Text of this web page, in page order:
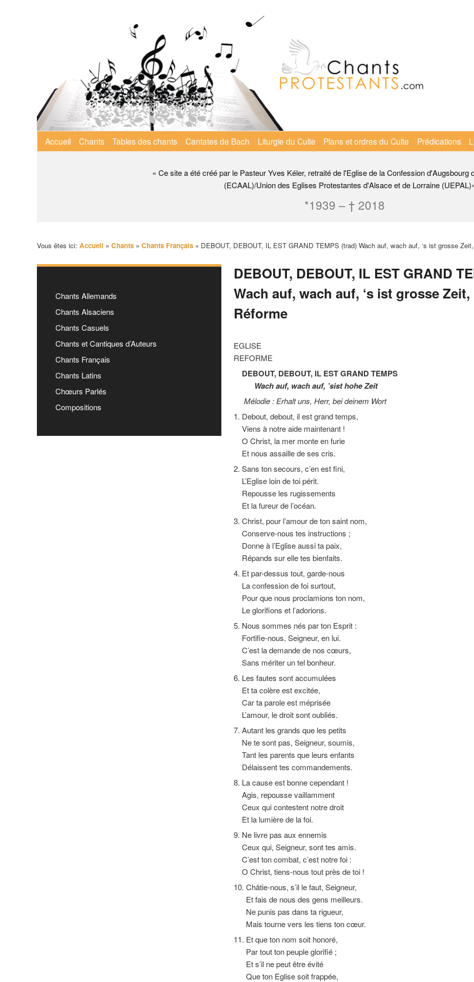
« Ce site a été créé par le Pasteur Yves Kéler, retraité de l'Eglise de la Confession d'Augsbourg
(ECAAL)/Union des Eglises Protestantes d'Alsace et de Lorraine
*1939 – † 2018
Menu
principal
Accueil Chants Tables des chants Cantates de Bach Liturgie du Culte Plans et ordres du Culte Prédications
DEBOUT, DEBOUT, IL EST GRAND
Wach auf, wach auf, ‘s ist grosse
Réforme
EGLISE
REFORME
DEBOUT, DEBOUT, IL EST GRAND TEMPS
Wach auf, wach auf, ’sist hohe Zeit
Mélodie : Erhalt uns, Herr, bei deinem Wort
1. Debout, debout, il est grand temps,
Viens à notre aide maintenant !
O Christ, la mer monte en furie
Et nous assaille de ses cris.
2. Sans ton secours, c’en est fini,
L’Eglise loin de toi périt.
Repousse les rugissements
Et la fureur de l’océan.
3. Christ, pour l’amour de ton saint nom,
Conserve-nous tes instructions ;
Donne à l’Eglise aussi ta paix,
Répands sur elle tes bienfaits.
4. Et par-dessus tout, garde-nous
La confession de foi surtout,
Pour que nous proclamions ton nom,
Le glorifions et l’adorions.
5. Nous sommes nés par ton Esprit :
Fortifie-nous, Seigneur, en lui.
C’est la demande de nos cœurs,
Sans mériter un tel bonheur.
6. Les fautes sont accumulées
Et ta colère est excitée,
Car ta parole est méprisée
L’amour, le droit sont oubliés.
7. Autant les grands que les petits
Ne te sont pas, Seigneur, soumis,
Tant les parents que leurs enfants
Délaissent tes commandements.
8. La cause est bonne cependant !
Agis, repousse vaillamment
Ceux qui contestent notre droit
Et la lumière de la foi.
9. Ne livre pas aux ennemis
Ceux qui, Seigneur, sont tes amis.
C’est ton combat, c’est notre foi :
O Christ, tiens-nous tout près de toi !
10. Châtie-nous, s’il le faut, Seigneur,
Et fais de nous des gens meilleurs.
Ne punis pas dans ta rigueur,
Mais tourne vers les tiens ton cœur.
11. Et que ton nom soit honoré,
Par tout ton peuple glorifié ;
Et s’il ne peut être évité
Que ton Eglise soit frappée,
Vous êtes ici: Accueil » Chants » Chants Français » DEBOUT, DEBOUT, IL EST GRAND TEMPS (trad) Wach auf, wach auf, ‘s ist grosse
Chants Allemands
Chants Alsaciens
Chants Casuels
Chants et Cantiques d’Auteurs
Chants Français
Chants Latins
Chœurs Parlés
Compositions